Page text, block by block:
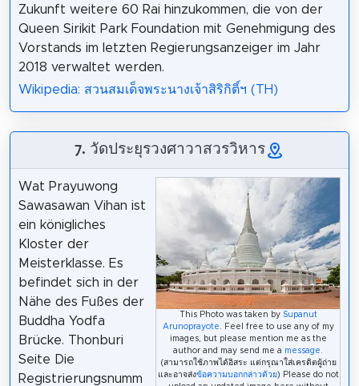
Zukunft weitere 60 Rai hinzukommen, die von der
Queen Sirikit Park Foundation mit Genehmigung des
Vorstands im letzten Regierungsanzeiger im Jahr
2018 verwaltet werden.
Wikipedia: สวนสมเด็จพระนางเจ้าสิริกิติ์ฯ (TH)
7. วัดประยุรวงศาวาสวรวิหาร
This Photo was taken by Supanut
Arunoprayote . Feel free to use any of my
images, but please mention me as the
author and may send me a message.
(สามารถใช้ภาพได้อิสระ แต่กรุณาใส่เครดิตผู้ถ่าย
และอาจส่งข้อความบอกกล่าวด้วย) Please do not
Wat Prayuwong
Sawasawan Vihan ist
ein königliches
Kloster der
Meisterklasse. Es
befindet sich in der
Nähe des Fußes der
Buddha Yodfa
Brücke. Thonburi
Seite Die
Registrierungsnumm